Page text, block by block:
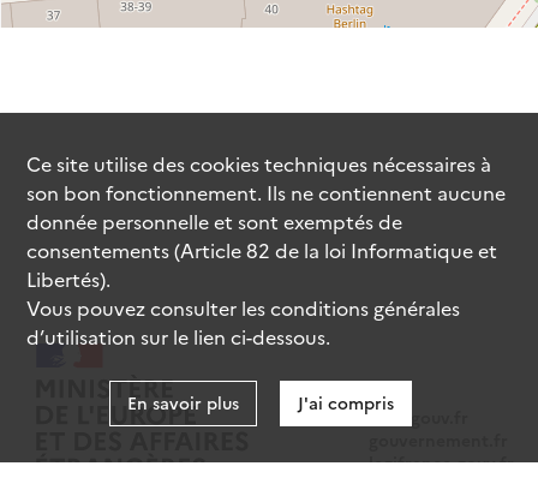
data.gouv.fr
legifrance.gouv.fr
Ce site utilise descookiestechniques nécessaires à
son bon fonctionnement. Ils ne contiennent aucune
donnée personnelle et sont exemptés de
consentements (Article 82 de la loi Informatique et
Libertés).
Vous pouvez consulter les conditions générales
d’utilisation sur le lien ci-dessous.
En savoir plus J'ai compris